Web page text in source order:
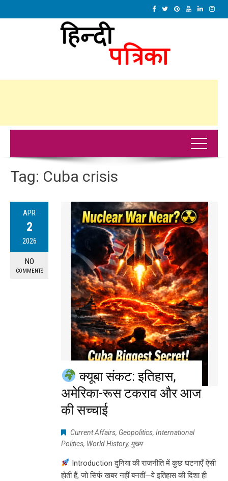
Tag: Cuba crisis
APR
2
2026
NO
COMMENTS
क्यूबा संकट: इतिहास,
अमेरिका-रूस टकराव और आज
की सच्चाई
Current Affairs, Geopolitics, International
Politics, World History, मुख्य
Introduction दुनिया की राजनीति में कुछ घटनाएँ ऐसी
होती हैं, जो सिर्फ खबर नहीं बनतीं—वे इतिहास की दिशा ही